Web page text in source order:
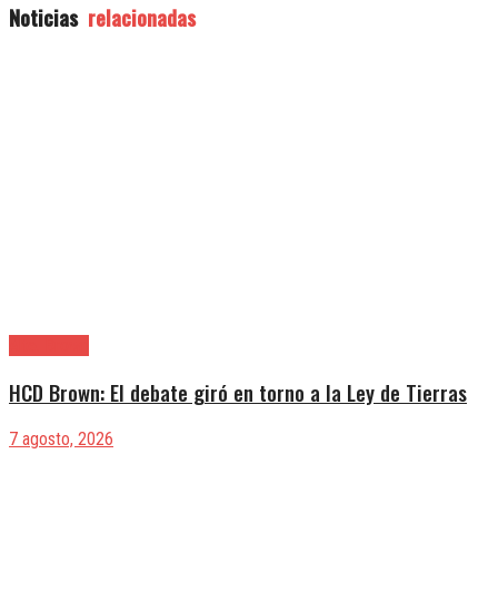
Noticias relacionadas
HCD Brown: El debate giró en torno a la Ley de Tierras
7 agosto, 2026